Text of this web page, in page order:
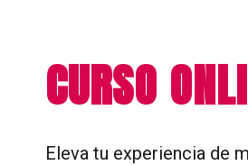
CURSO
Eleva tu experiencia de